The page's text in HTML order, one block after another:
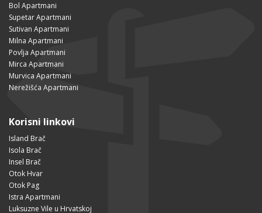
Bol Apartmani
Supetar Apartmani
Sutivan Apartmani
Milna Apartmani
Povlja Apartmani
Mirca Apartmani
Murvica Apartmani
Nerežišća Apartmani
Korisni linkovi
Island Brač
Isola Brač
Insel Brač
Otok Hvar
Otok Pag
Istra Apartmani
Luksuzne Vile u Hrvatskoj